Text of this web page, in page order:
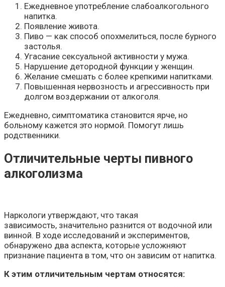
Ежедневное употребление слабоалкогольного
напитка.
Появление живота.
Пиво — как способ опохмелиться, после бурного
застолья.
Угасание сексуальной активности у мужа.
Нарушение детородной функции у женщин.
Желание смешать с более крепкими напитками.
Повышенная нервозность и агрессивность при
долгом воздержании от алкоголя.
Ежедневно, симптоматика становится ярче, но
больному кажется это нормой. Помогут лишь
родственники.
Отличительные черты пивного
алкоголизма
Наркологи утверждают, что такая
зависимость, значительно разнится от водочной или
винной. В ходе исследований и экспериментов,
обнаружено два аспекта, которые усложняют
признание пациента в том, что он зависим от напитка.
К этим отличительным чертам относятся: